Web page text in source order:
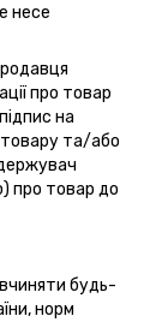
несе
про товар
на
та/або
про товар до
будь-
норм